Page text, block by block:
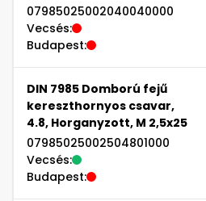
07985025002040040000
Vecsés:
Budapest:
DIN 7985 Domború fejű
kereszthornyos csavar,
4.8, Horganyzott, M 2,5x25
07985025002504801000
Vecsés:
Budapest: